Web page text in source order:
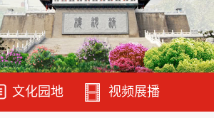
文化园地 视频展播